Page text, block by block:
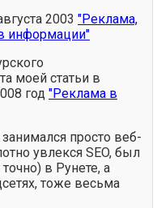
2003 "Реклама,
информации"
моей статьи в
год "Реклама в
просто веб-
увлекся SEO, был
в Рунете, а
тоже весьма